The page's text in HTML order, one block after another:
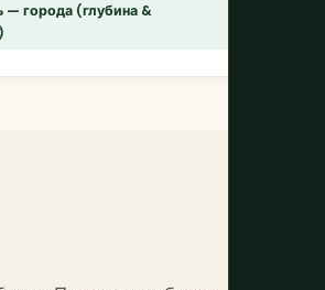
— города (глубина &